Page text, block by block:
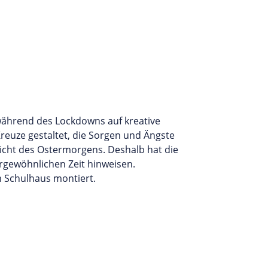
des Lockdowns auf kreative
gestaltet, die Sorgen und Ängste
des Ostermorgens. Deshalb hat die
Zeit hinweisen.
Schulhaus montiert.